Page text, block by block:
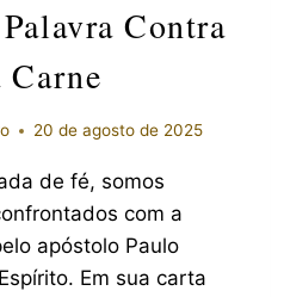
Contra
Carne
20 de agosto de 2025
de fé, somos
com a
apóstolo Paulo
Em sua carta